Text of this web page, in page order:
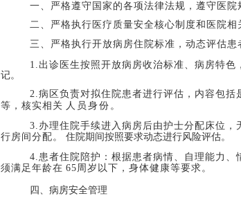
一、严格遵守国家的各项法律法规，遵守医院
二、严格执行医疗质量安全核心制度和医院相
三、严格执行开放病房住院标准，动态评估患
1. 出诊医生按照开放病房收治标准、病房特色
记。
2.病区负责对拟住院患者进行评估，内容包括
等，核实相关 人员身份 。
3. 办理住院手续进入病房后由护士分配床位
行房间分配。
住院期间按照要求动态进行风险评估。
4.患者住院陪护：根据患者病情、自理能力
须满足年龄在 65周岁以下，身体健康等要求。
四 、病房安全管理